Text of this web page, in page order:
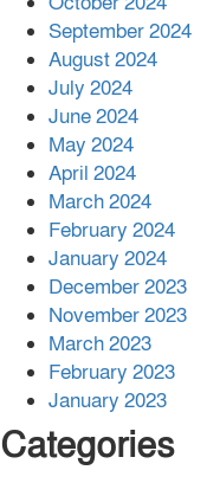
জেরী
September 2024
August 2024
July 2024
June 2024
May 2024
April 2024
March 2024
February 2024
January 2024
December 2023
November 2023
March 2023
February 2023
January 2023
Categories